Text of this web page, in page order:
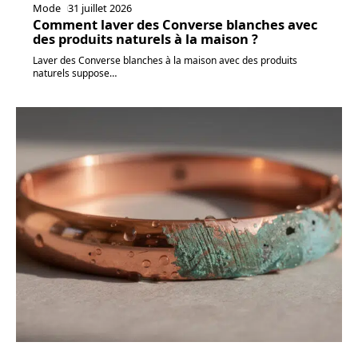
Mode 31 juillet 2026
Comment laver des Converse blanches avec
des produits naturels à la maison ?
Laver des Converse blanches à la maison avec des produits
naturels suppose…